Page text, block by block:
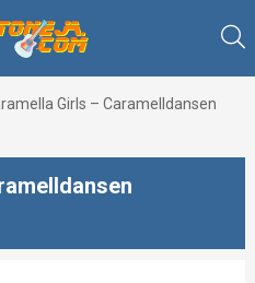
Girls – Caramelldansen